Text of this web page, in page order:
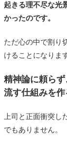
起きる理不尽な光
かったのです。
ただ心の中で割り
けることになりま
精神論に頼ら
流す仕組みを作
上司と正面衝突し
でもありません。